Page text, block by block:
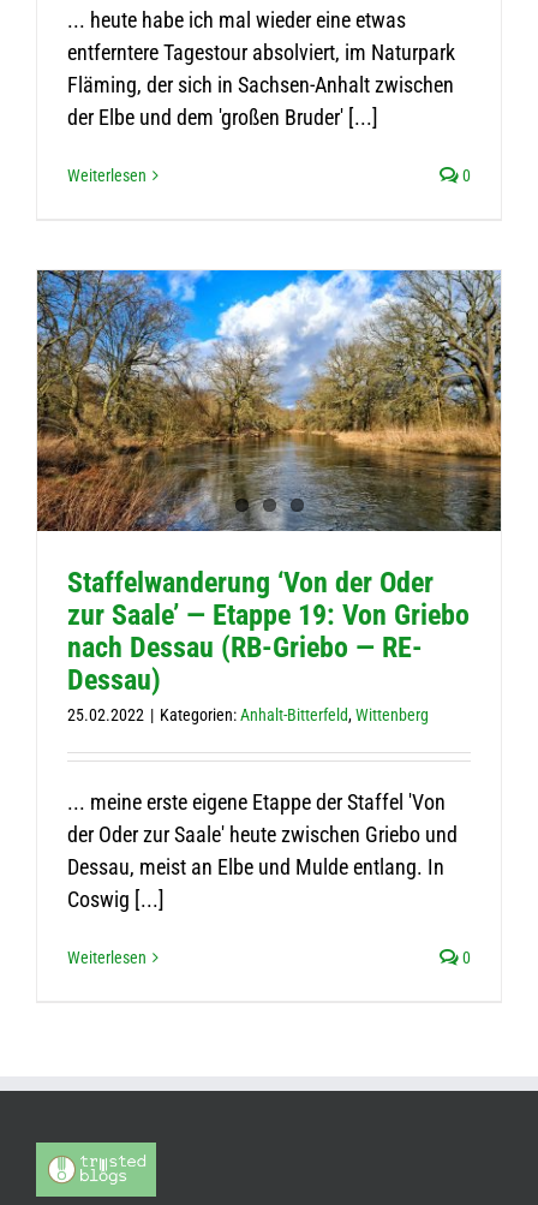
... heute habe ich mal wieder eine etwas
entferntere Tagestour absolviert, im Naturpark
Fläming, der sich in Sachsen-Anhalt zwischen
der Elbe und dem 'großen Bruder' [...]
Weiterlesen 0
Staf­fel­wan­de­rung ‘Von der Oder
zur Saale’ — Etappe 19: Von Griebo
nach Des­sau (RB-Griebo — RE-
Dessau)
25.02.2022 | Kategorien:Anhalt-Bitterfeld,Wittenberg
... meine erste eigene Etappe der Staffel 'Von
der Oder zur Saale' heute zwischen Griebo und
Dessau, meist an Elbe und Mulde entlang. In
Coswig [...]
Weiterlesen 0